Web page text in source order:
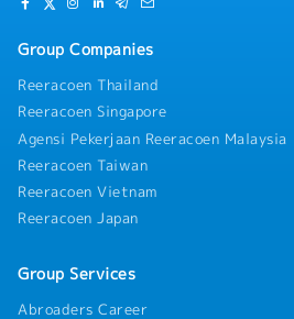
Group Companies
Reeracoen Thailand
Reeracoen Singapore
Agensi Pekerjaan Reeracoen Malaysia
Reeracoen Taiwan
Reeracoen Vietnam
Reeracoen Japan
Group Services
Abroaders Career